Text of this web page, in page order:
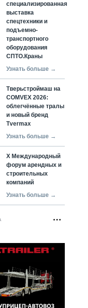
специализированная
выставка
спецтехники и
подъемно-
транспортного
оборудования
СПТО.Краны
Узнать больше →
Тверьстроймаш на
COMVEX 2026:
облегчённые тралы
и новый бренд
Tvermax
Узнать больше →
X Международный
форум арендных и
строительных
компаний
Узнать больше →